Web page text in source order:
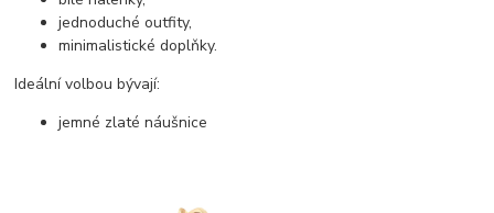
jednoduché outfity,
minimalistické doplňky.
Ideální volbou bývají:
jemné zlaté náušnice